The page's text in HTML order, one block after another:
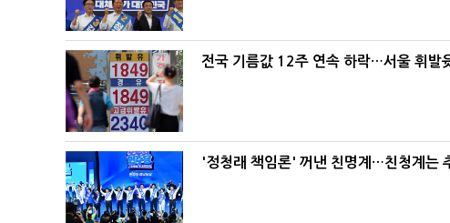
전국 기름값 12주 연속 하락…서울 휘발
'정청래 책임론' 꺼낸 친명계…친청계는